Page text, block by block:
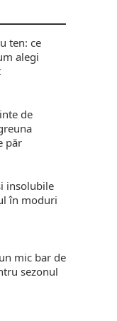
ten: ce
alegi
de
păr
insolubile
în moduri
mic bar de
sezonul